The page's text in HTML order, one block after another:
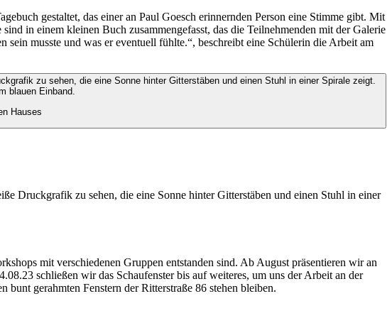
gestaltet, das einer an Paul Goesch erinnernden Person eine Stimme gibt. Mit
sind in einem kleinen Buch zusammengefasst, das die Teilnehmenden mit der Galerie
sein musste und was er eventuell fühlte.“, beschreibt eine Schülerin die Arbeit am
Hauses
mit verschiedenen Gruppen entstanden sind. Ab August präsentieren wir an
schließen wir das Schaufenster bis auf weiteres, um uns der Arbeit an der
gerahmten Fenstern der Ritterstraße 86 stehen bleiben.